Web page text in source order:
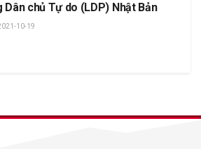
Dân chủ Tự do (LDP) Nhật Bản
10-19